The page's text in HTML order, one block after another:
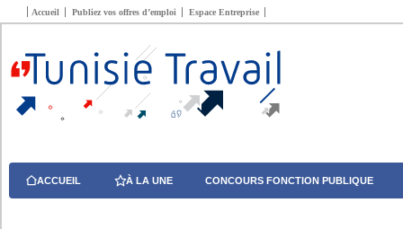
Accueil Publiez vos offres d’emploi Espace Entreprise
ACCUEIL À LA UNE CONCOURS FONCTION PUBLIQUE